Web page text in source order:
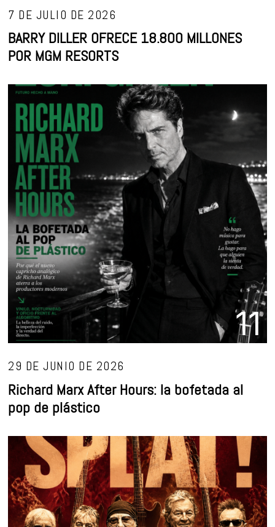
7 DE JULIO DE 2026
BARRY DILLER OFRECE 18.800 MILLONES
POR MGM RESORTS
11
29 DE JUNIO DE 2026
Richard Marx After Hours: la bofetada al
pop de plástico